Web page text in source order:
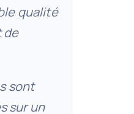
qualité
de
sont
sur un